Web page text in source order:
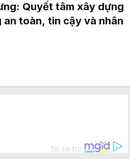
Quyết tâm xây dựng
an toàn, tin cậy và nhân